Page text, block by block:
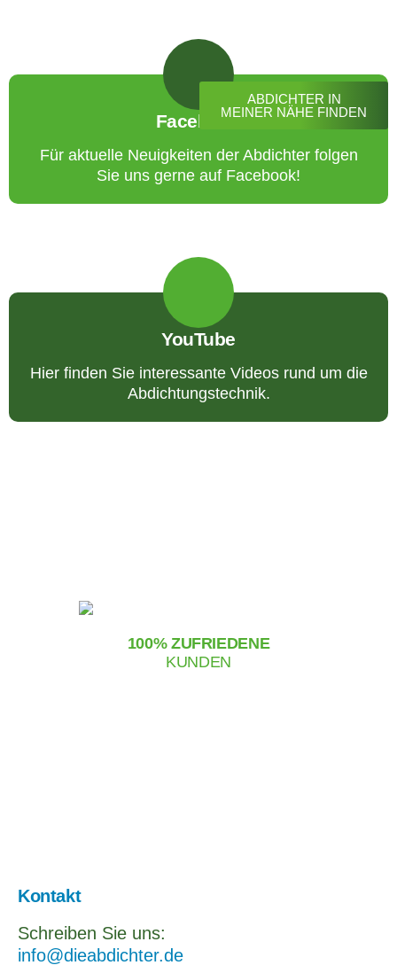
Facebook
Für aktuelle Neuigkeiten der Abdichter folgen
Sie uns gerne auf Facebook!
YouTube
Hier finden Sie interessante Videos rund um die
Abdichtungstechnik.
100% ZUFRIEDENE
KUNDEN
Kontakt
Schreiben Sie uns:
info@dieabdichter.de
ABDICHTER IN
MEINER NÄHE FINDEN